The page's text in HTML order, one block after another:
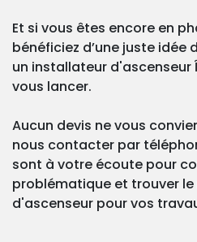
Et si vous êtes encore en
bénéficiez d’une juste idée
un installateur
vous lancer.
Aucun devis ne vous
nous contacter par
sont à votre écoute pour
problématique et trouver
d'ascenseur pour vos